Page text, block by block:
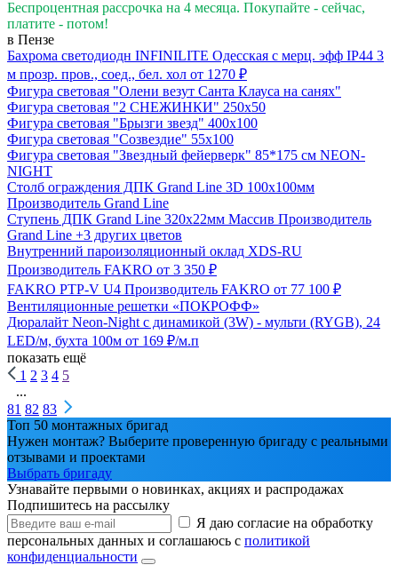
Беспроцентная рассрочка на 4 месяца. Покупайте - сейчас,
платите - потом!
в Пензе
Бахрома светодиодн INFINILITE Одесская с мерц. эфф IP44 3
м прозр. пров., соед., бел. хол от 1270 ₽
Фигура световая "Олени везут Санта Клауса на санях"
Фигура световая "2 СНЕЖИНКИ" 250х50
Фигура световая "Брызги звезд" 400х100
Фигура световая "Созвездие" 55х100
Фигура световая "Звездный фейерверк" 85*175 см NEON-
NIGHT
Столб ограждения ДПК Grand Line 3D 100х100мм
Производитель Grand Line
Ступень ДПК Grand Line 320х22мм Массив Производитель
Grand Line +3 других цветов
Внутренний пароизоляционный оклад XDS-RU
Производитель FAKRO от 3 350 ₽
FAKRO PTP-V U4 Производитель FAKRO от 77 100 ₽
Вентиляционные решетки «ПОКРОФФ»
Дюралайт Neon-Night с динамикой (3W) - мульти (RYGB), 24
LED/м, бухта 100м от 169 ₽/м.п
показать ещё
1 2 3 4 5
...
81 82 83
Топ 50 монтажных бригад
Нужен монтаж? Выберите проверенную бригаду с реальными
отзывами и проектами
Выбрать бригаду
Узнавайте первыми о новинках, акциях и распродажах
Подпишитесь на рассылку
Я даю согласие на обработку
персональных данных и соглашаюсь с политикой
конфиденциальности